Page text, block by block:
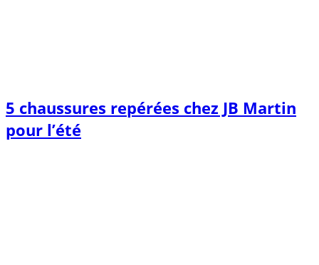
5 chaussures repérées chez JB Martin
pour l’été